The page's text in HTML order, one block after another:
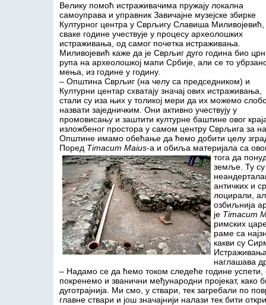
Велику помоћ истраживачима пружају локална
самоуправа и управник Завичајне музејске збирке
Културног центра у Сврљигу Славиша Миливојевић,
сваке године учествује у процесу археолошких
истраживања, од самог почетка истраживања.
Миливојевић каже да је Сврљиг дуго година био
рупа на археолошкој мапи Србије, али се то
мења, из године у годину.
– Општина Сврљиг (на челу са председником) и
Културни центар схватају значај ових истраживања,
стали су иза њих у толикој мери да их можемо
назвати заједничким. Они активно учествују у
промовисању и заштити културне баштине овог
изложбеног простора у самом центру Сврљига за
Општине имамо обећање да ћемо добити целу
Поред Timacum Maius-а и обиља материјала са
тога да
земље. Ту
античких и
лоцирали,
озбиљнија
је Timacum
римских
раме са
какви су
наглашава
– Надамо се да ћемо током следеће године успети,
покренемо и званични међународни пројекат,
дуготрајнија. Ми смо, у ствари, тек загребали по
главне ствари и још значајнији налази тек бити